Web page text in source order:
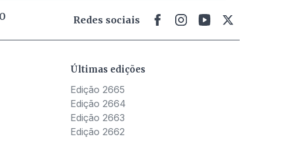
Redes sociais
Últimas edições
Edição 2665
Edição 2664
Edição 2663
Edição 2662